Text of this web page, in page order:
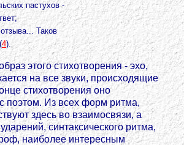
пастухов -
Таков
4).
этого стихотворения - эхо,
на все звуки, происходящие
стихотворения оно
поэтом. Из всех форм ритма,
здесь во взаимосвязи, а
синтаксического ритма,
наиболее интересным